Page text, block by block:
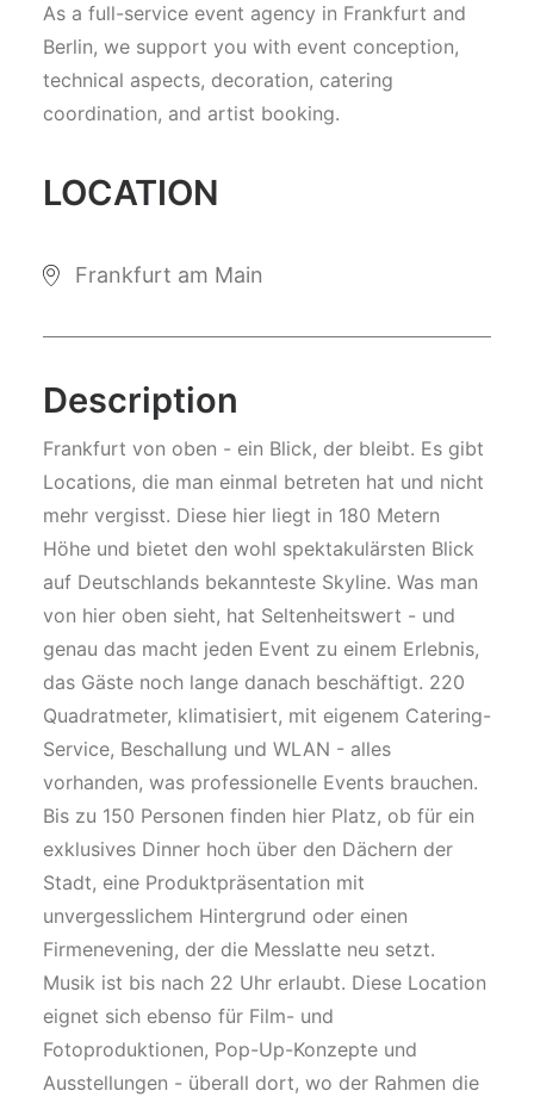
As a full-service event agency in Frankfurt and
Berlin, we support you with event conception,
technical aspects, decoration, catering
coordination, and artist booking.
LOCATION
Frankfurt am Main
Description
Frankfurt von oben - ein Blick, der bleibt. Es gibt
Locations, die man einmal betreten hat und nicht
mehr vergisst. Diese hier liegt in 180 Metern
Höhe und bietet den wohl spektakulärsten Blick
auf Deutschlands bekannteste Skyline. Was man
von hier oben sieht, hat Seltenheitswert - und
genau das macht jeden Event zu einem Erlebnis,
das Gäste noch lange danach beschäftigt. 220
Quadratmeter, klimatisiert, mit eigenem Catering-
Service, Beschallung und WLAN - alles
vorhanden, was professionelle Events brauchen.
Bis zu 150 Personen finden hier Platz, ob für ein
exklusives Dinner hoch über den Dächern der
Stadt, eine Produktpräsentation mit
unvergesslichem Hintergrund oder einen
Firmenevening, der die Messlatte neu setzt.
Musik ist bis nach 22 Uhr erlaubt. Diese Location
eignet sich ebenso für Film- und
Fotoproduktionen, Pop-Up-Konzepte und
Ausstellungen - überall dort, wo der Rahmen die